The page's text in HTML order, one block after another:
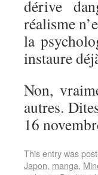
dérive
réalisme
la
instaure
Non,
autres.
16
This entry was
Japon, manga,